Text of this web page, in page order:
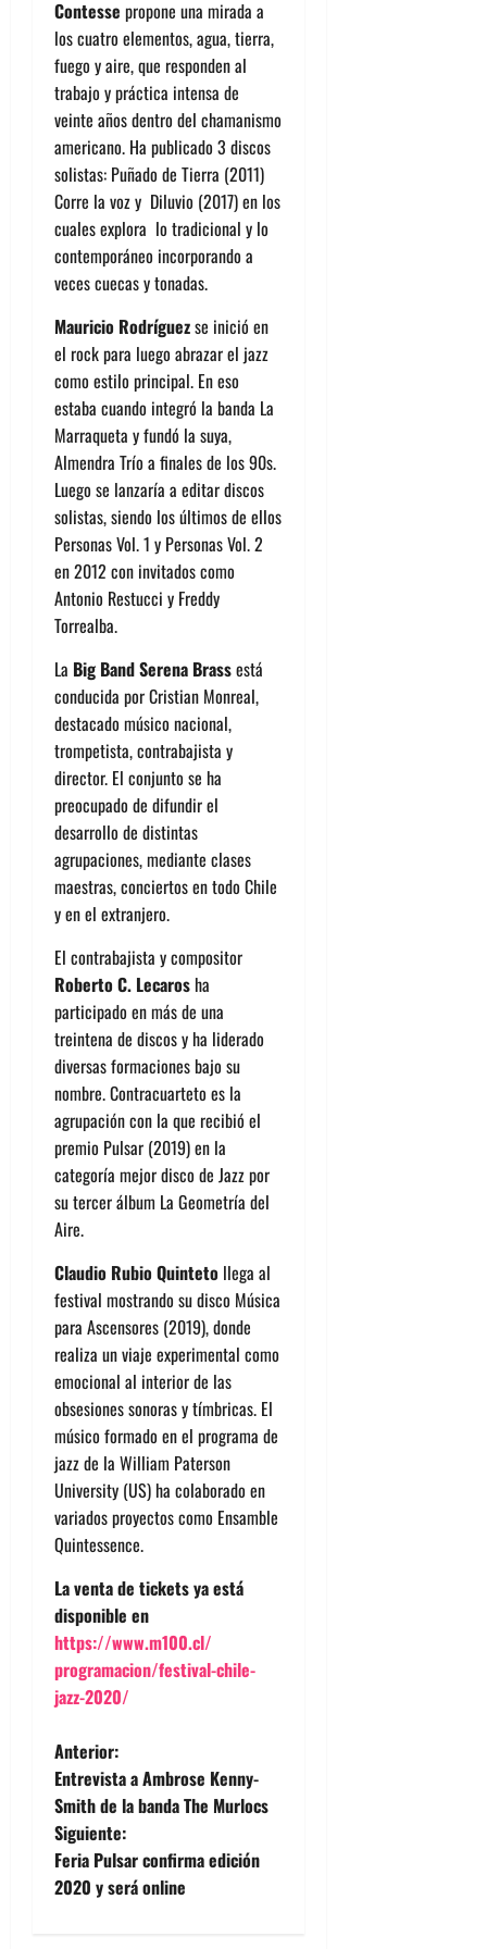
Contesse propone una mirada a
los cuatro elementos, agua, tierra,
fuego y aire, que responden al
trabajo y práctica intensa de
veinte años dentro del chamanismo
americano. Ha publicado 3 discos
solistas: Puñado de Tierra (2011)
Corre la voz y Diluvio (2017) en los
cuales explora lo tradicional y lo
contemporáneo incorporando a
veces cuecas y tonadas.
Mauricio Rodríguezse inició en
el rock para luego abrazar el jazz
como estilo principal. En eso
estaba cuando integró la banda La
Marraqueta y fundó la suya,
Almendra Trío a finales de los 90s.
Luego se lanzaría a editar discos
solistas, siendo los últimos de ellos
Personas Vol. 1 y Personas Vol. 2
en 2012 con invitados como
Antonio Restucci y Freddy
Torrealba.
La Big Band Serena Brassestá
conducida por Cristian Monreal,
destacado músico nacional,
trompetista, contrabajista y
director. El conjunto se ha
preocupado de difundir el
desarrollo de distintas
agrupaciones, mediante clases
maestras, conciertos en todo Chile
y en el extranjero.
El contrabajista y compositor
Roberto C. Lecaros ha
participado en más de una
treintena de discos y ha liderado
diversas formaciones bajo su
nombre. Contracuarteto es la
agrupación con la que recibió el
premio Pulsar (2019) en la
categoría mejor disco de Jazz por
su tercer álbum La Geometría del
Aire.
Claudio Rubio Quinteto llega al
festival mostrando su disco Música
para Ascensores (2019), donde
realiza un viaje experimental como
emocional al interior de las
obsesiones sonoras y tímbricas. El
músico formado en el programa de
jazz de la William Paterson
University (US) ha colaborado en
variados proyectos como Ensamble
Quintessence.
La venta de tickets ya está
disponible en
https://www.m100.cl/
programacion/festival-chile-
jazz-2020/
N
a
v
e
Anterior:
Entrevista a Ambrose Kenny-
Smith de la banda The Murlocs
Siguiente:
Feria Pulsar confirma edición
2020 y será online